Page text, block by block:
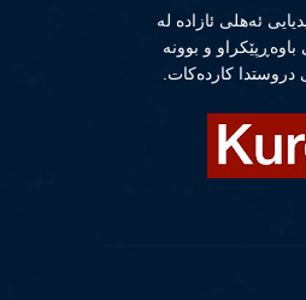
ئەهلی ئازادە لە
باوەڕپێكراو و بوونە
كاردەكات.